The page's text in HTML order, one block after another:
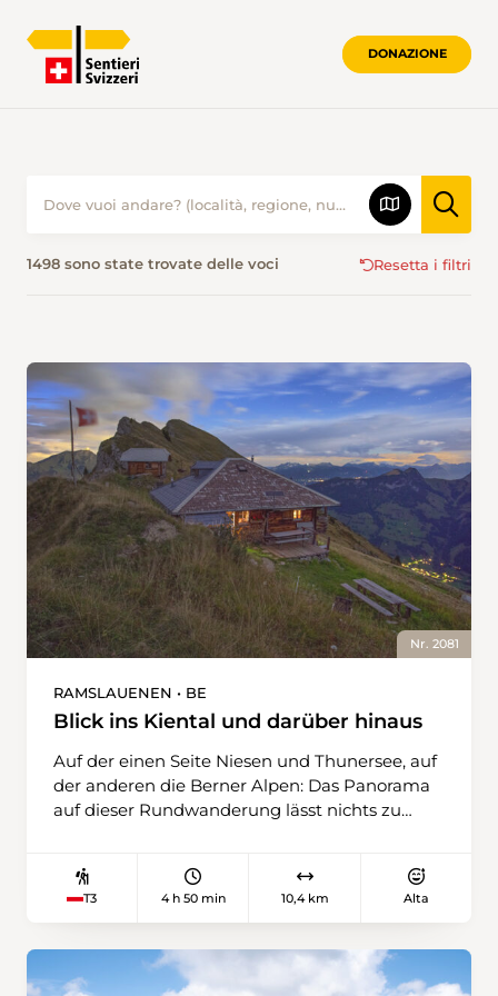
DONAZIONE
1498 sono state trovate delle voci Resetta i filtri
Nr. 2081
RAMSLAUENEN • BE
Blick ins Kiental und darüber hinaus
Auf der einen Seite Niesen und Thunersee, auf
der anderen die Berner Alpen: Das Panorama
auf dieser Rundwanderung lässt nichts zu
Zweitagestour mit Übernachtung in der
Grathütte gemacht werden. Nur eines muss
erreicht man Ramslauenen, wo der steile
Aufstieg beginnt. Im Zickzack gewinnt der
T3 4 h 50 min 10,4 km Alta